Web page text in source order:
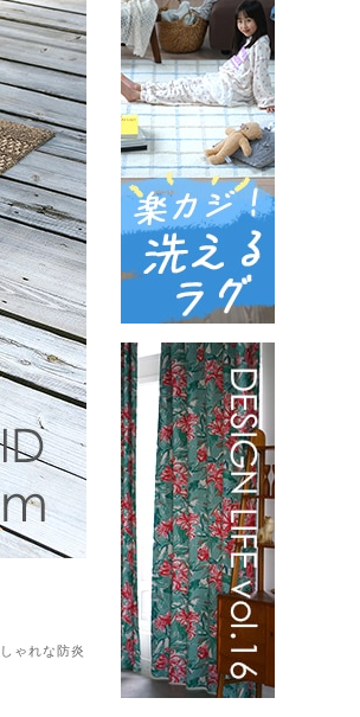
ゃれな防炎